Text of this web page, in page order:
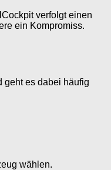
verfolgt einen
ein Kompromiss.
geht es dabei häufig
wählen.